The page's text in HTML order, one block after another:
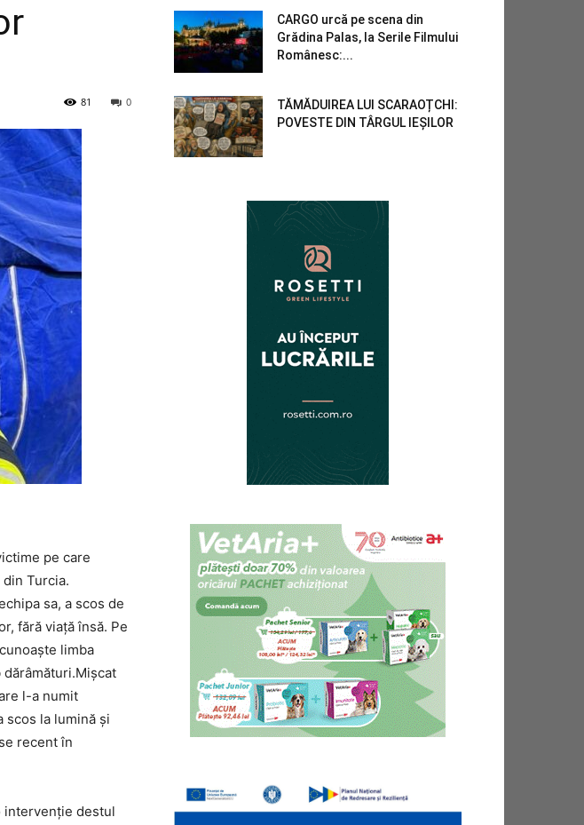
0
81
pe care
Turcia.
sa, a scos de
fără viaţă însă. Pe
limba
l-a numit
scos la lumină şi
recent în
intervenţie destul
CARGO urcă pe scena din
Grădina Palas, la Serile Filmului
Românesc:...
TĂMĂDUIREA LUI SCARAOȚCHI:
POVESTE DIN TÂRGUL IEȘILOR